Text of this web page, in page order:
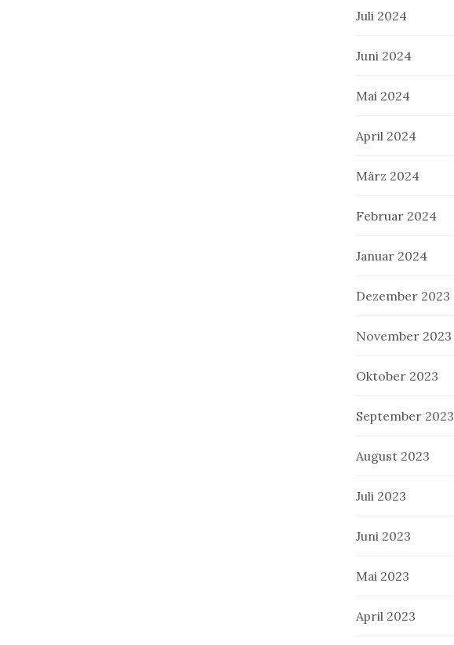
Juli 2024
Juni 2024
Mai 2024
April 2024
März 2024
Februar 2024
Januar 2024
Dezember 2023
November 2023
Oktober 2023
September 2023
August 2023
Juli 2023
Juni 2023
Mai 2023
April 2023